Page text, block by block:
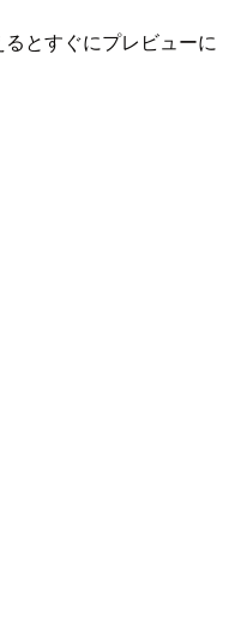
とすぐにプレビューに